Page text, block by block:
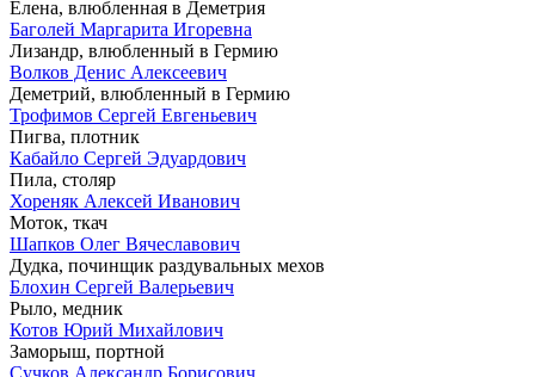
Елена, влюбленная в Деметрия
Баголей Маргарита Игоревна
Лизандр, влюбленный в Гермию
Волков Денис Алексеевич
Деметрий, влюбленный в Гермию
Трофимов Сергей Евгеньевич
Пигва, плотник
Кабайло Сергей Эдуардович
Пила, столяр
Хореняк Алексей Иванович
Моток, ткач
Шапков Олег Вячеславович
Дудка, починщик раздувальных мехов
Блохин Сергей Валерьевич
Рыло, медник
Котов Юрий Михайлович
Заморыш, портной
Сучков Александр Борисович